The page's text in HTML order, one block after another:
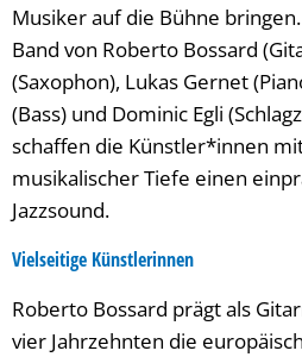
Musiker auf die Bühne
Band von Roberto Bossard
(Saxophon), Lukas Gernet
(Bass) und Dominic Egli
schaffen die Künstler*innen
musikalischer Tiefe einen
Jazzsound.
Vielseitige Künstlerinnen
Roberto Bossard prägt als
vier Jahrzehnten die